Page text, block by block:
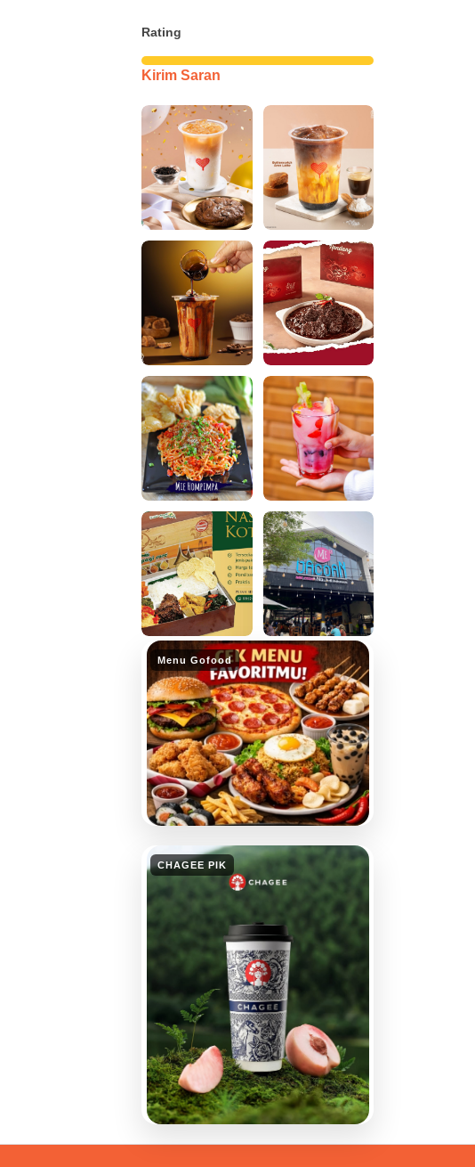
Rating
Kirim Saran
Menu Gofood
CHAGEE PIK